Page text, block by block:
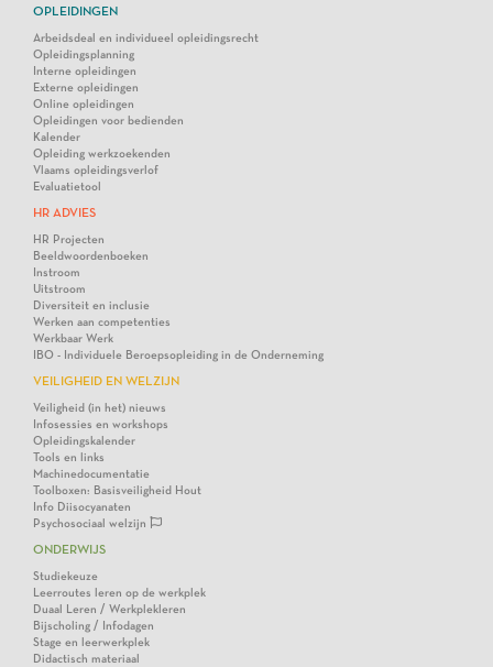
OPLEIDINGEN
Arbeidsdeal en individueel opleidingsrecht
Opleidingsplanning
Interne opleidingen
Externe opleidingen
Online opleidingen
Opleidingen voor bedienden
Kalender
Opleiding werkzoekenden
Vlaams opleidingsverlof
Evaluatietool
HR ADVIES
HR Projecten
Beeldwoordenboeken
Instroom
Uitstroom
Diversiteit en inclusie
Werken aan competenties
Werkbaar Werk
IBO - Individuele Beroepsopleiding in de Onderneming
VEILIGHEID EN WELZIJN
Veiligheid (in het) nieuws
Infosessies en workshops
Opleidingskalender
Tools en links
Machinedocumentatie
Toolboxen: Basisveiligheid Hout
Info Diisocyanaten
Psychosociaal welzijn
ONDERWIJS
Studiekeuze
Leerroutes leren op de werkplek
Duaal Leren / Werkplekleren
Bijscholing / Infodagen
Stage en leerwerkplek
Didactisch materiaal